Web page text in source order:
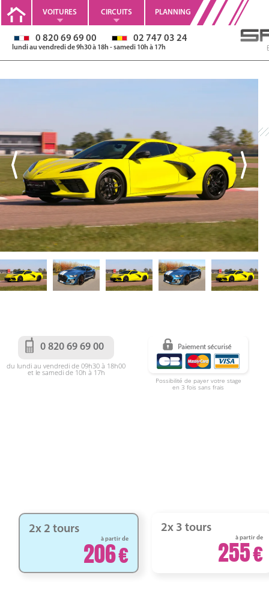
VOITURES CIRCUITS PLANNING
0 820 69 69 00 02 747 03 24
lundi au vendredi de 9h30 à 18h - samedi 10h à 17h
0 820 69 69 00
du lundi au vendredi de 09h30 à 18h00
et le samedi de 10h à 17h
Possibilité de payer votre stage
en 3 fois sans frais
2x 2 tours
à partir de
206
2x 3 tours
à partir de
255